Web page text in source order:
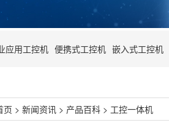
应用工控机 便携式工控机 嵌入式工控机
页 > 新闻资讯 > 产品百科 > 工控一体机